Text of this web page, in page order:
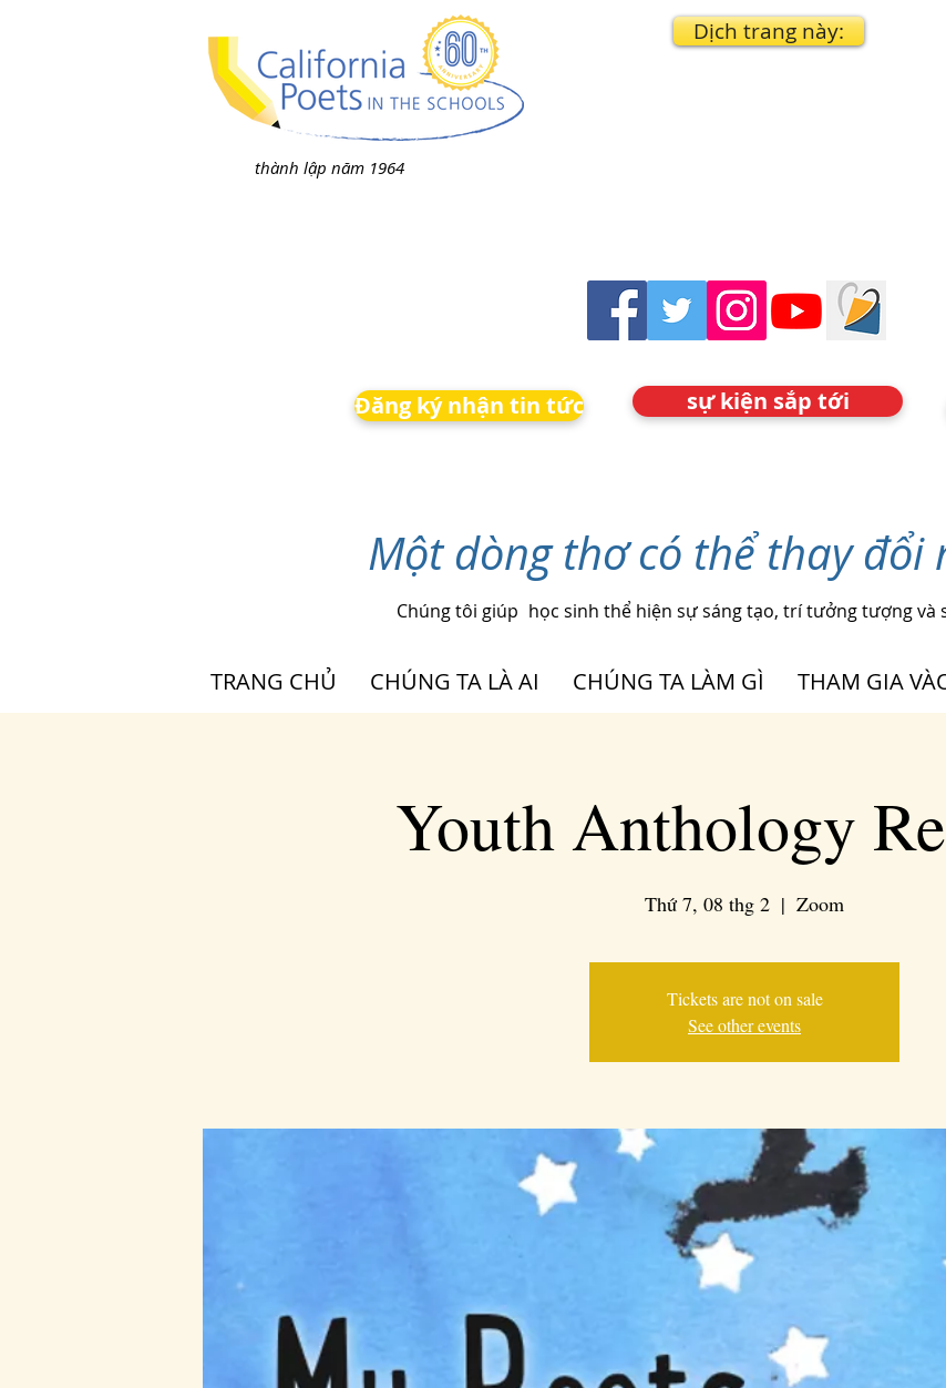
thành lập năm 1964
Dịch trang này:
Đăng ký nhận tin tức sự kiện sắp tới
Một dòng thơ có thể thay đổi
Chúng tôi giúp học sinh thể hiện sự sáng tạo, trí tưởng tượng và
TRANG CHỦ CHÚNG TA LÀ AI CHÚNG TA LÀM GÌ THAM GIA
Youth Anthology
Thứ 7, 08 thg 2
  |
Zoom
Tickets are not on sale
See other events